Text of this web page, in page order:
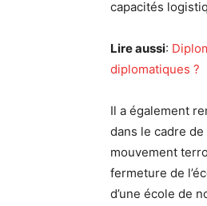
capacités
Lire aussi:
diplomatiques ?
Il a également
dans le cadre
mouvement
fermeture de
d’une école de